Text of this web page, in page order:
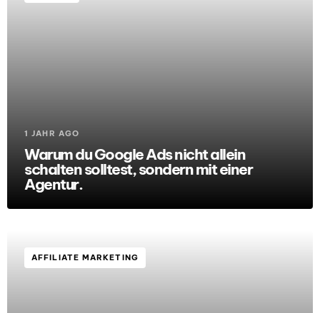
1 JAHR AGO
Warum du Google Ads nicht allein
schalten solltest, sondern mit einer
Agentur.
AFFILIATE MARKETING